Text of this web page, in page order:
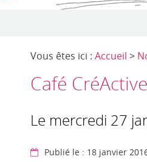
Vous êtes ici : Accueil >
Café
Le mercredi 27
Publié le : 18 janvier